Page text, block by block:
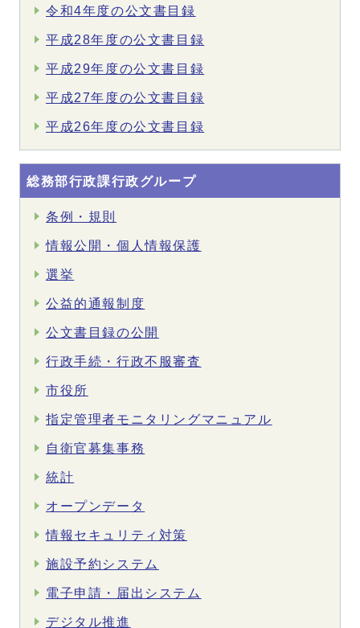
令和4年度の公文書目録
平成28年度の公文書目録
平成29年度の公文書目録
平成27年度の公文書目録
平成26年度の公文書目録
総務部行政課行政グループ
条例・規則
情報公開・個人情報保護
選挙
公益的通報制度
公文書目録の公開
行政手続・行政不服審査
市役所
指定管理者モニタリングマニュアル
自衛官募集事務
統計
オープンデータ
情報セキュリティ対策
施設予約システム
電子申請・届出システム
デジタル推進